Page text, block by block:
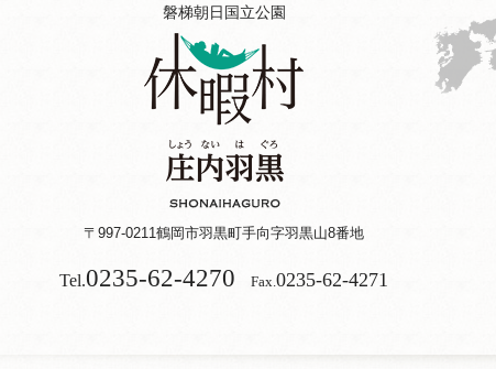
磐梯朝日国立公園
〒997-0211鶴岡市羽黒町手向字羽黒山8番地
Tel.0235-62-4270 Fax. 0235-62-4271